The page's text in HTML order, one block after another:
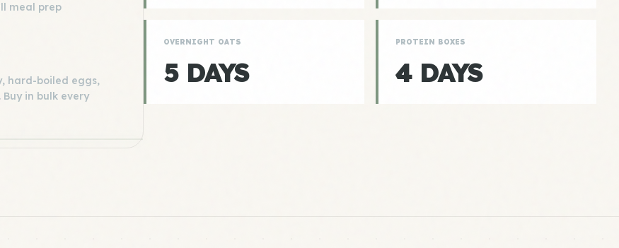
meal prep
hard-boiled eggs,
in bulk every
OVERNIGHT OATS
5 DAYS
PROTEIN BOXES
4 DAYS